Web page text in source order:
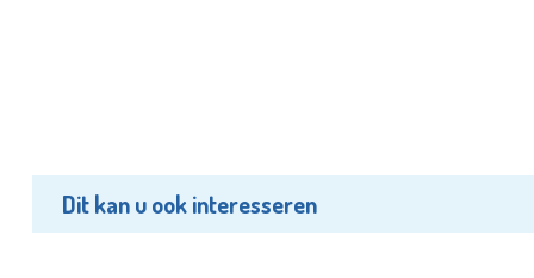
Dit kan u ook interesseren